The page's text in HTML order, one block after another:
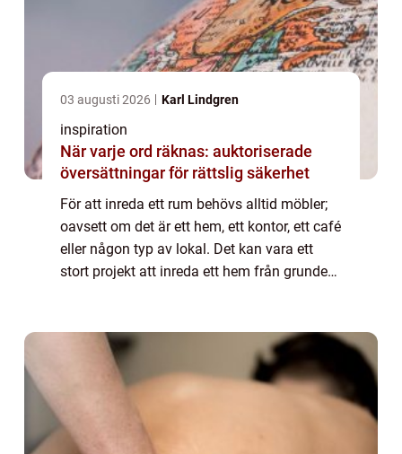
03 augusti 2026 Karl Lindgren
inspiration
När varje ord räknas: auktoriserade
översättningar för rättslig säkerhet
För att inreda ett rum behövs alltid möbler;
oavsett om det är ett hem, ett kontor, ett café
eller någon typ av lokal. Det kan vara ett
stort projekt att inreda ett hem från grunden